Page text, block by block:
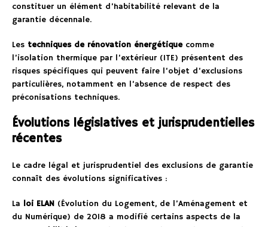
constituer un élément d’habitabilité relevant de la
garantie décennale.
Les techniques de rénovation énergétiquecomme
l’isolation thermique par l’extérieur (ITE) présentent des
risques spécifiques qui peuvent faire l’objet d’exclusions
particulières, notamment en l’absence de respect des
préconisations techniques.
Évolutions législatives et jurisprudentielles
récentes
Le cadre légal et jurisprudentiel des exclusions de garantie
connaît des évolutions significatives :
La loi ELAN (Évolution du Logement, de l’Aménagement et
du Numérique) de 2018 a modifié certains aspects de la